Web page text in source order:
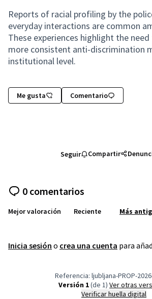
Reports of racial profiling by the
everyday interactions are common
These experiences highlight the
more consistent anti-discrimination
institutional level.
Me gusta Comentario
Seguir Compartir
0 comentarios
Mejor valoración Reciente Más
Inicia sesión o crea una cuenta para
Referencia: ljubljana-PROP-
Versión 1(de 1)
ver otras
Verificar huella digital